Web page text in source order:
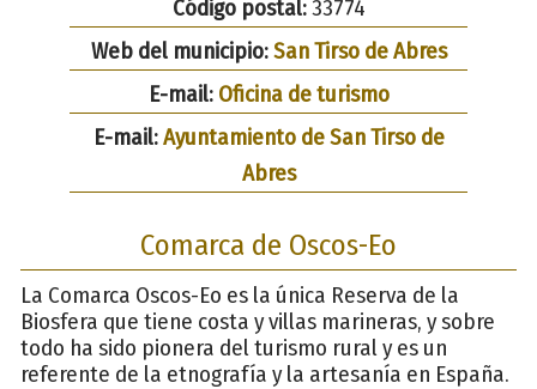
Código postal:33774
Web del municipio:San Tirso de Abres
E-mail: Oficina de turismo
E-mail:Ayuntamiento de San Tirso de
Abres
Comarca de Oscos-Eo
La Comarca Oscos-Eo es la única Reserva de la
Biosfera que tiene costa y villas marineras, y sobre
todo ha sido pionera del turismo rural y es un
referente de la etnografía y la artesanía en España.